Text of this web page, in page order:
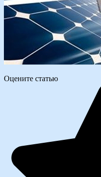
Оцените статью